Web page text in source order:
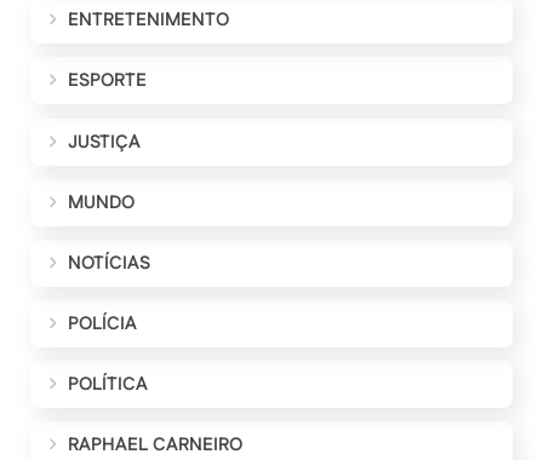
ENTRETENIMENTO
ESPORTE
JUSTIÇA
MUNDO
NOTÍCIAS
POLÍCIA
POLÍTICA
RAPHAEL CARNEIRO